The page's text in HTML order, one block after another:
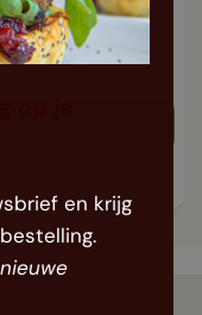
11,99
en krijg